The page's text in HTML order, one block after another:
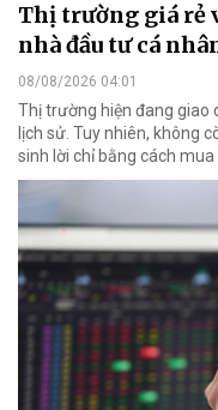
Thị trường giá rẻ
nhà đầu tư cá
08/08/2026 04:01
Thị trường hiện đang giao
lịch sử. Tuy nhiên, không
sinh lời chỉ bằng cách